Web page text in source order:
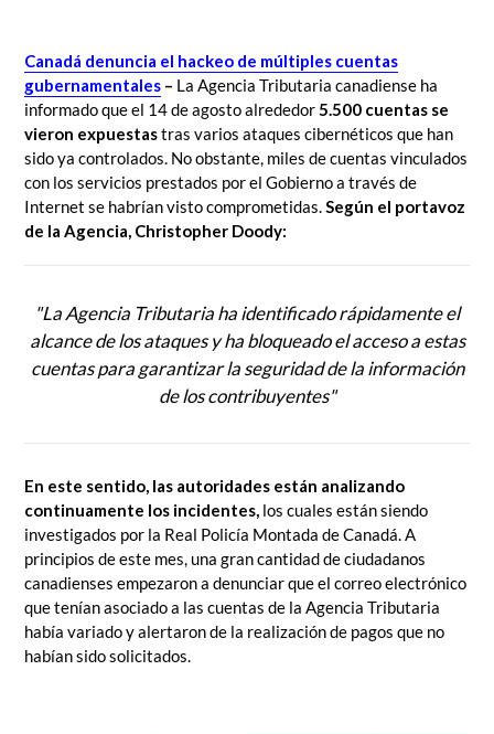
Canadá denuncia el hackeo de múltiples cuentas
gubernamentales – La Agencia Tributaria canadiense ha
informado que el 14 de agosto alrededor5.500 cuentas se
vieron expuestastras varios ataques cibernéticos que han
sido ya controlados. No obstante, miles de cuentas vinculados
con los servicios prestados por el Gobierno a través de
Internet se habrían visto comprometidas.Según el portavoz
de la Agencia, Christopher Doody:
"La Agencia Tributaria ha identificado rápidamente el
alcance de los ataques y ha bloqueado el acceso a estas
cuentas para garantizar la seguridad de la información
de los contribuyentes"
En este sentido, las autoridades están analizando
continuamente los incidentes, los cuales están siendo
investigados por la Real Policía Montada de Canadá. A
principios de este mes, una gran cantidad de ciudadanos
canadienses empezaron a denunciar que el correo electrónico
que tenían asociado a las cuentas de la Agencia Tributaria
había variado y alertaron de la realización de pagos que no
habían sido solicitados.